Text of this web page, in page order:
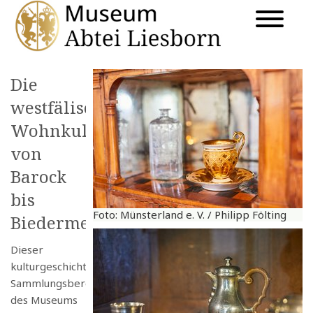
Foto: Münsterland e. V. / Philipp Fölting
Die
westfälische
Wohnkultur
von
Barock
bis
Biedermeier
Dieser
kulturgeschichtliche
Sammlungsbereich
des Museums